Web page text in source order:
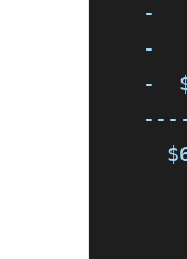
-
-
-